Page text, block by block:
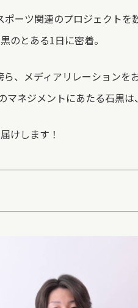
ーツ関連のプロジェクト
のとある1日に密着。
、メディアリレーション
ネジメントにあたる石黒は
けします！